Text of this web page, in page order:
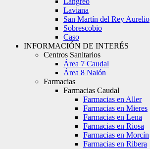
Laviana
San Martín del Rey Aurelio
Sobrescobio
Caso
INFORMACIÓN DE INTERÉS
Centros Sanitarios
Área 7 Caudal
Área 8 Nalón
Farmacias
Farmacias Caudal
Farmacias en Aller
Farmacias en Mieres
Farmacias en Lena
Farmacias en Riosa
Farmacias en Morcín
Farmacias en Ribera